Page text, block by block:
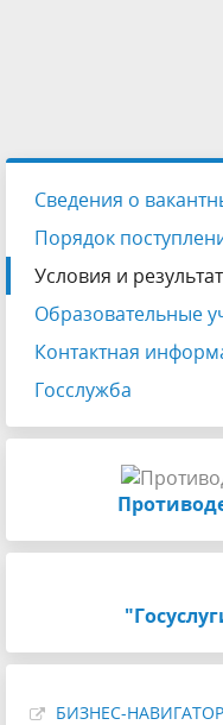
Сведения о
Порядок
Условия и
Образовательные
Контактная
Госслужба
БИЗНЕС-